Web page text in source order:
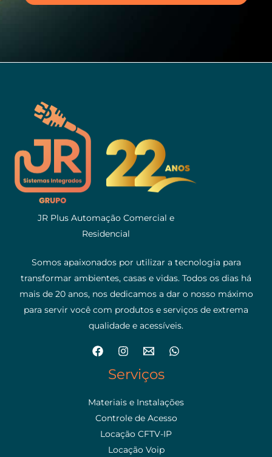
JR Plus Automação Comercial e
Residencial
Somos apaixonados por utilizar a tecnologia para
transformar ambientes, casas e vidas. Todos os dias há
mais de 20 anos, nos dedicamos a dar o nosso máximo
para servir você com produtos e serviços de extrema
qualidade e acessíveis.
Serviços
Materiais e Instalações
Controle de Acesso
Locação CFTV-IP
Locação Voip